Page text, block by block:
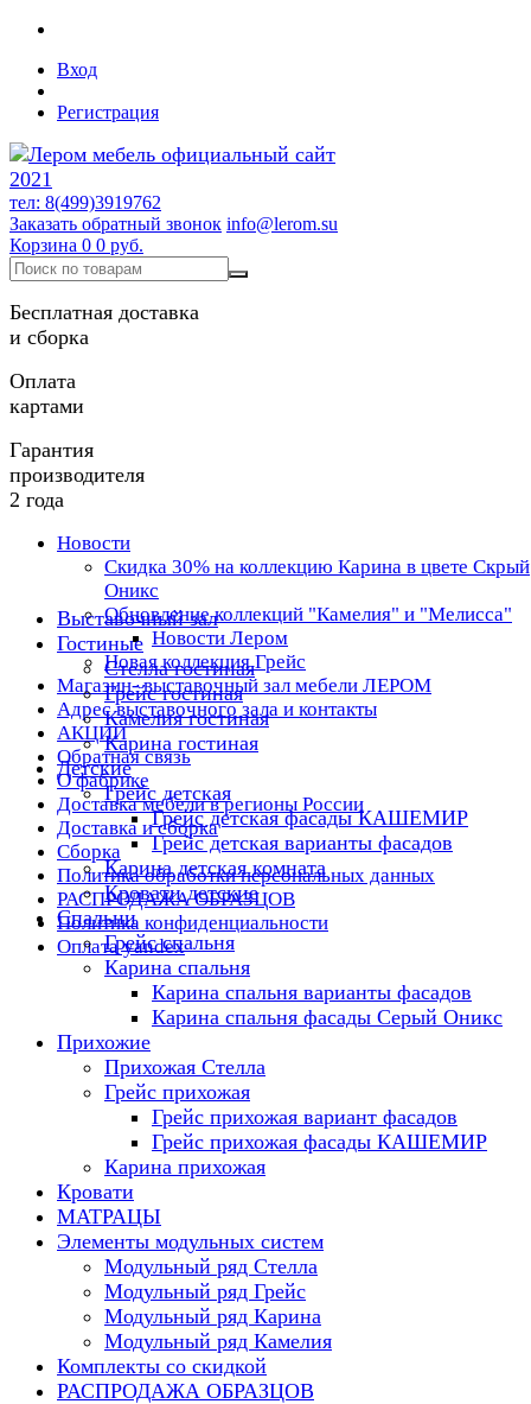
Вход
Регистрация
тел: 8(499)3919762
Заказать обратный звонок info@lerom.su
Корзина 0 0 руб.
Бесплатная доставка
и сборка
Оплата
картами
Гарантия
производителя
2 года
Новости
Скидка 30% на коллекцию Карина в цвете Скрый
Оникс
Обновление коллекций "Камелия" и "Мелисса"
Новости Лером
Новая коллекция Грейс
Магазин- выставочный зал мебели ЛЕРОМ
Адрес выставочного зала и контакты
АКЦИИ
Обратная связь
О фабрике
Доставка мебели в регионы России
Доставка и сборка
Сборка
Политика обработки персональных данных
РАСПРОДАЖА ОБРАЗЦОВ
Политика конфиденциальности
Оплата yandex
Выставочный зал
Гостиные
Стелла гостиная
Грейс гостиная
Камелия гостиная
Карина гостиная
Детские
Грейс детская
Грейс детская фасады КАШЕМИР
Грейс детская варианты фасадов
Карина детская комната
Кровати детские
Спальни
Грейс спальня
Карина спальня
Карина спальня варианты фасадов
Карина спальня фасады Серый Оникс
Прихожие
Прихожая Стелла
Грейс прихожая
Грейс прихожая вариант фасадов
Грейс прихожая фасады КАШЕМИР
Карина прихожая
Кровати
МАТРАЦЫ
Элементы модульных систем
Модульный ряд Стелла
Модульный ряд Грейс
Модульный ряд Карина
Модульный ряд Камелия
Комплекты со скидкой
РАСПРОДАЖА ОБРАЗЦОВ